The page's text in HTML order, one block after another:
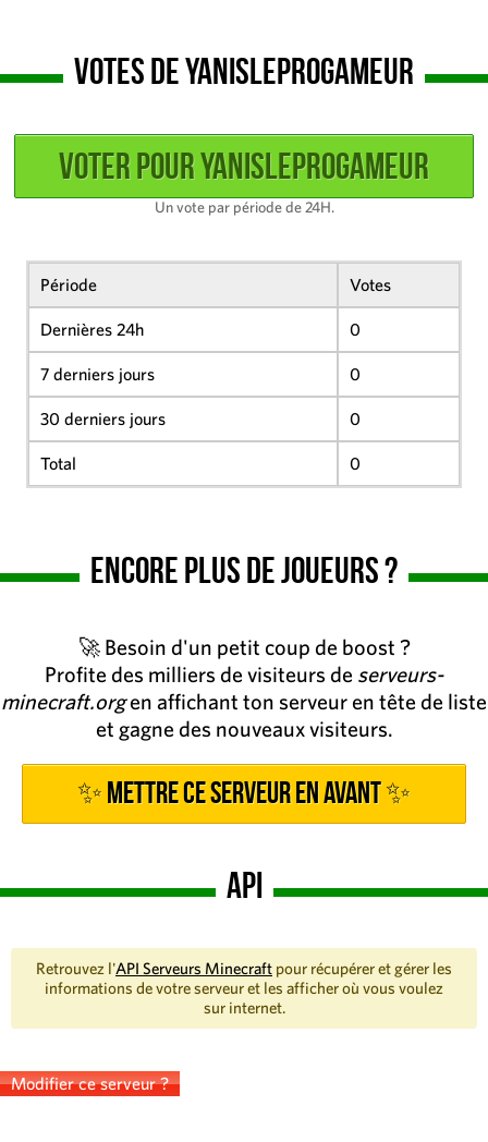
Votes de YanisLeProGameur
Un vote par période de 24H.
Période Votes
Dernières 24h 0
7 derniers jours 0
30 derniers jours 0
Total 0
Encore plus de joueurs ?
🚀 Besoin d'un petit coup de boost ?
Profite des milliers de visiteurs de serveurs-
minecraft.orgen affichant ton serveur en tête de liste
et gagne des nouveaux visiteurs.
✨ Mettre ce serveur en avant ✨
API
Retrouvez l'API Serveurs Minecraft pour récupérer et gérer les
informations de votre serveur et les afficher où vous voulez
sur internet.
Modifier ce serveur ?